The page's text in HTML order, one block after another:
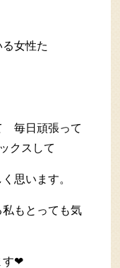
女性た
毎日頑張って
クスして
思います。
もとっても気
す❤